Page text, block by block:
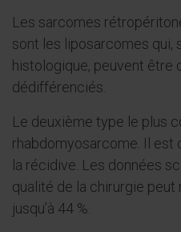
Les sarcomes
sont les liposarcomes qui,
histologique, peuvent être
dédifférenciés.
Le deuxième type le plus
rhabdomyosarcome. Il est
la récidive. Les données
qualité de la chirurgie
jusqu’à 44 %.